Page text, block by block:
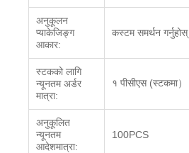
अनुकूलन
प्याकेजिङ्ग
आकार:
कस्टम समर्थन गर्नुहोस्
स्टकको लागि
न्यूनतम अर्डर
मात्रा:
१ पीसीएस (स्टकमा）
अनुकूलित
न्यूनतम
आदेशमात्रा:
100PCS